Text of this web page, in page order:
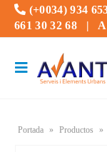
(+0034) 934
661 30 32 68 |
Portada » Productos »